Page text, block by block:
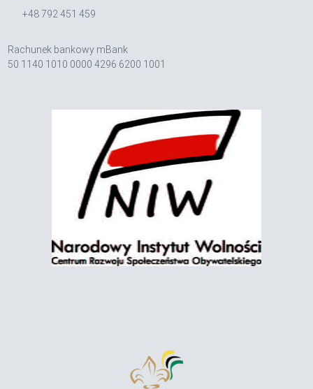
+48 792 451 459
Rachunek bankowy mBank
50 1140 1010 0000 4296 6200 1001